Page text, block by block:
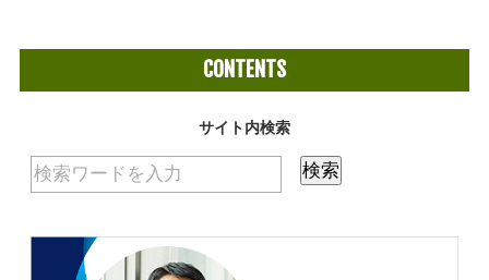
CONTENTS
サイト内検索